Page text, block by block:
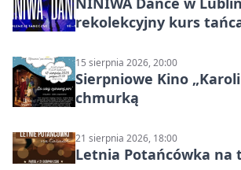
rekolekcyjny kurs
15 sierpnia 2026, 20:00
Sierpniowe Kino
chmurką
21 sierpnia 2026, 18:00
Letnia Potańcówka na